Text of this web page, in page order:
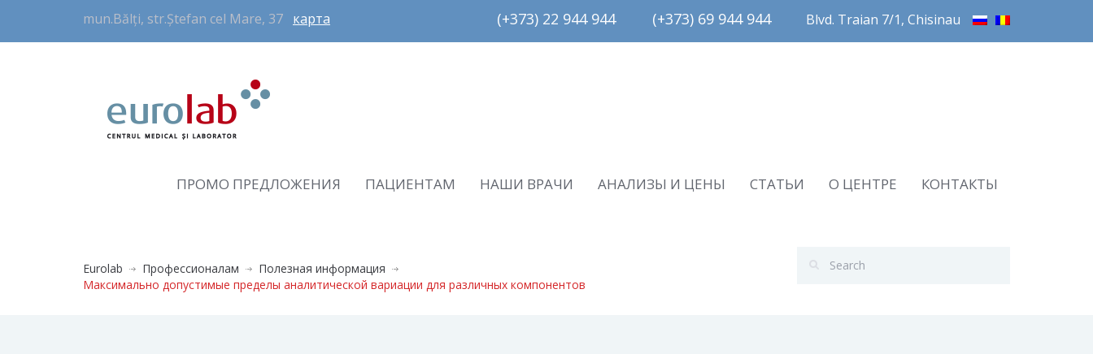
mun.Bălți, str.Ștefan cel Mare, 37 карта (+373) 22 944 944         (+373) 69 944 944 Blvd. Traian 7/1, Chisinau
ПРОМО ПРЕДЛОЖЕНИЯ ПАЦИЕНТАМ НАШИ ВРАЧИ АНАЛИЗЫ И ЦЕНЫ СТАТЬИ О ЦЕНТРЕ КОНТАКТЫ
Eurolab Профессионалам
Полезная информация
Максимально допустимые пределы аналитической вариации для различных компонентов